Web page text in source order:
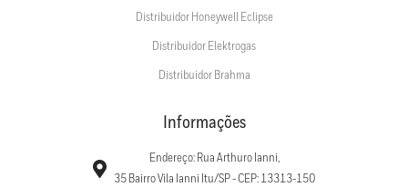
Distribuidor Honeywell Eclipse
Distribuidor Elektrogas
Distribuidor Brahma
Informações
Endereço: Rua Arthuro Ianni,
35 Bairro Vila Ianni Itu/SP - CEP: 13313-150